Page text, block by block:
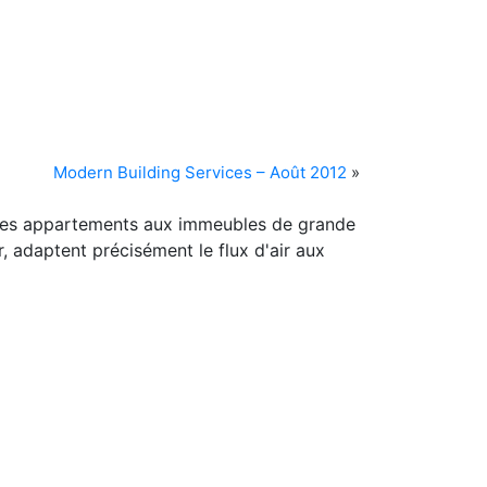
Modern Building Services – Août 2012 »
appartements aux immeubles de grande
adaptent précisément le flux d'air aux